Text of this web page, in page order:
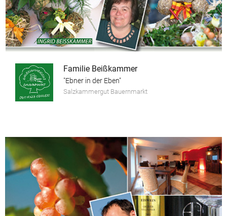
Familie Beißkammer
"Ebner in der Eben"
Salzkammergut Bauernmarkt